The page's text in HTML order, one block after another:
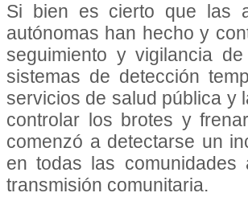
Si bien es cierto que las
autónomas han hecho y
seguimiento y vigilancia
sistemas de detección
servicios de salud pública y
controlar los brotes y
comenzó a detectarse un
en todas las comunidades
transmisión comunitaria.